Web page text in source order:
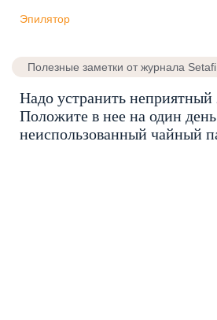
Эпилятор
Полезные заметки от журнала Setafi